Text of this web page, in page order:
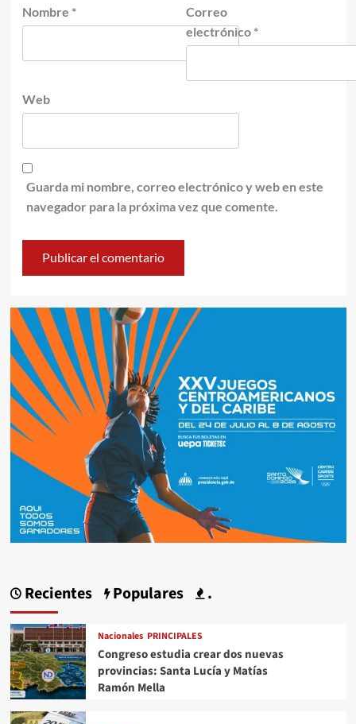
Nombre *
Correo
electrónico *
Web
Guarda mi nombre, correo electrónico y web en este
navegador para la próxima vez que comente.
Recientes Populares .
Nacionales PRINCIPALES
Congreso estudia crear dos nuevas
provincias: Santa Lucía y Matías
Ramón Mella